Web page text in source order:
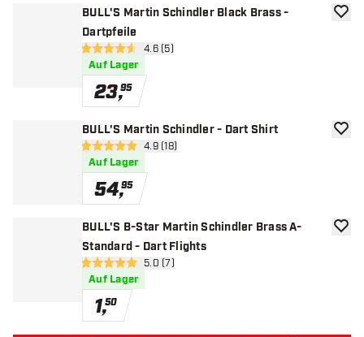
BULL'S Martin Schindler Black Brass -
Dartpfeile
Bewertungsbereich öffnen
4.6 Bewertungssterne
4.6 (5)
Auf Lager
23,95
Zur
BULL'S Martin Schindler - Dart Shirt
Bewertungsbereich öffnen
4.9 Bewertungssterne
4.9 (18)
Auf Lager
54,95
Zur
BULL'S B-Star Martin Schindler Brass A-
Standard - Dart Flights
Bewertungsbereich öffnen
5 Bewertungssterne
5.0 (7)
Auf Lager
1,50
Zur